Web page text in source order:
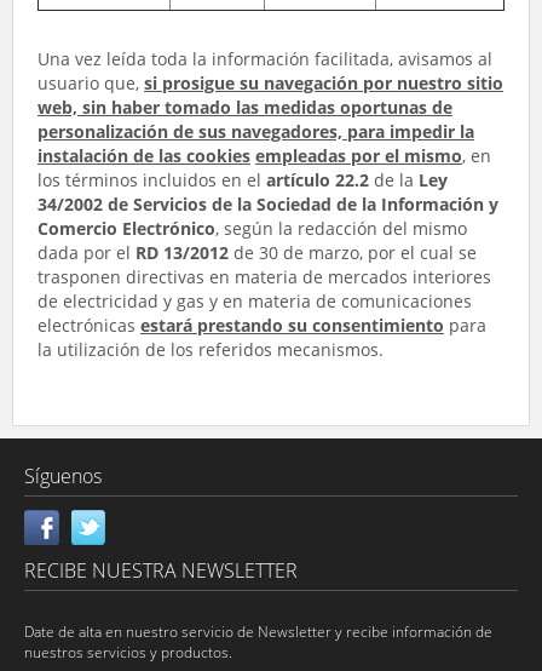
Una vez leída toda la información facilitada, avisamos al
usuario que, si prosigue su navegación por nuestro sitio
web, sin haber tomado las medidas oportunas de
personalización de sus navegadores, para impedir la
instalación de las cookies empleadas por el mismo, en
los términos incluidos en el artículo 22.2 de la Ley
34/2002 de Servicios de la Sociedad de la Información y
Comercio Electrónico, según la redacción del mismo
dada por el RD 13/2012 de 30 de marzo, por el cual se
trasponen directivas en materia de mercados interiores
de electricidad y gas y en materia de comunicaciones
electrónicas estará prestando su consentimiento para
la utilización de los referidos mecanismos.
Síguenos
RECIBE NUESTRA NEWSLETTER
Date de alta en nuestro servicio de Newsletter y recibe información de
nuestros servicios y productos.